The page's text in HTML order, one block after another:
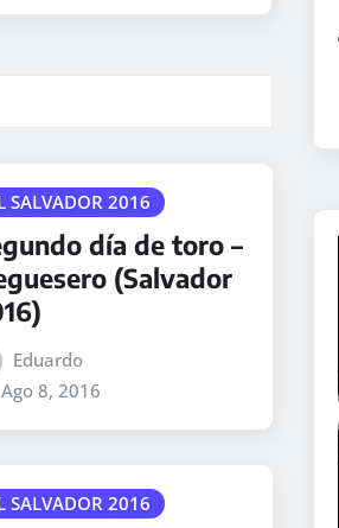
SALVADOR 2016
día de toro –
(Salvador
Eduardo
Ago 8, 2016
SALVADOR 2016